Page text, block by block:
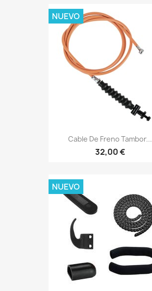
Cable De Freno Tambor...
32,00 €
NUEVO
NUEVO